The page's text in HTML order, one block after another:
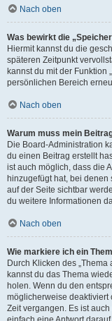
Nach oben
Was bewirkt die
Hiermit kannst du die
späteren Zeitpunkt
kannst du mit der Funktion
persönlichen Bereich
Nach oben
Warum muss mein
Die Board-Administration
du einen Beitrag erstellt
ist auch möglich, dass die
hinzugefügt hat, bei
auf der Seite sichtbar
du weitere Informationen
Nach oben
Wie markiere ich ein
Durch Klicken des
kannst du das Thema
holen. Wenn du den
möglicherweise deaktiviert
Zeit vergangen. Es ist